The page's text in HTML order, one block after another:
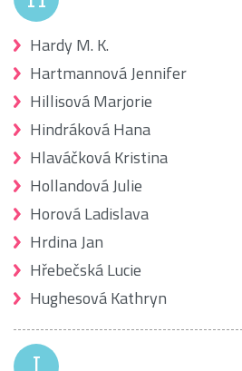
Hardy M. K.
Hartmannová Jennifer
Hillisová Marjorie
Hindráková Hana
Hlaváčková Kristina
Hollandová Julie
Horová Ladislava
Hrdina Jan
Hřebečská Lucie
Hughesová Kathryn